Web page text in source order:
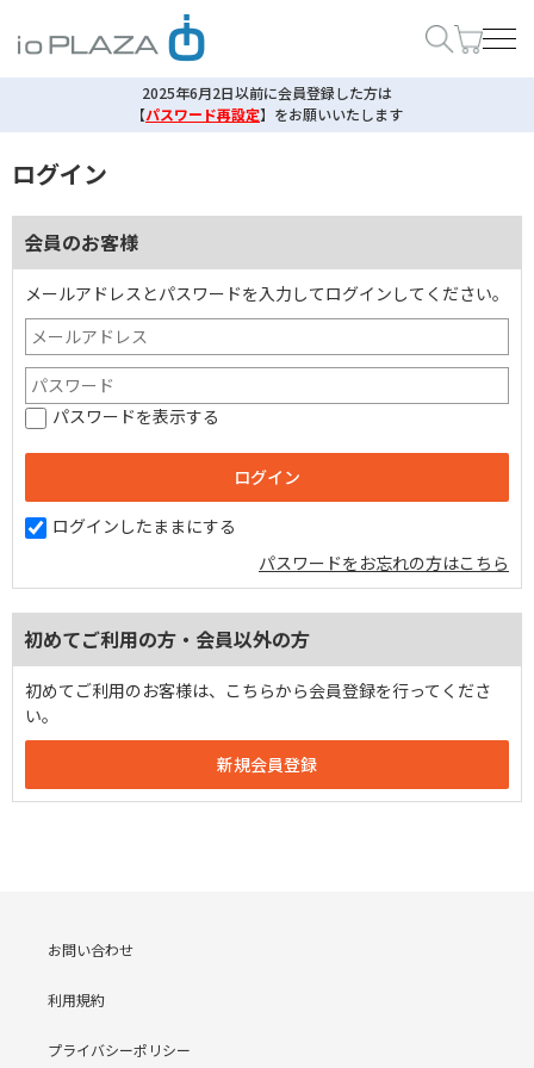
2025年6月2日以前に会員登録した方は
【パスワード再設定】 をお願いいたします
ログイン
会員のお客様
メールアドレスとパスワードを入力してログインしてください。
パスワードを表示する
ログインしたままにする
パスワードをお忘れの方はこちら
初めてご利用の方・会員以外の方
初めてご利用のお客様は、こちらから会員登録を行ってくださ
い。
お問い合わせ
利用規約
プライバシーポリシー